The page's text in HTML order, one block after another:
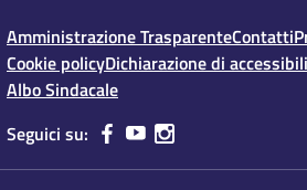
Amministrazione TrasparenteContatti
Cookie policyDichiarazione di
Albo Sindacale
Seguici su: